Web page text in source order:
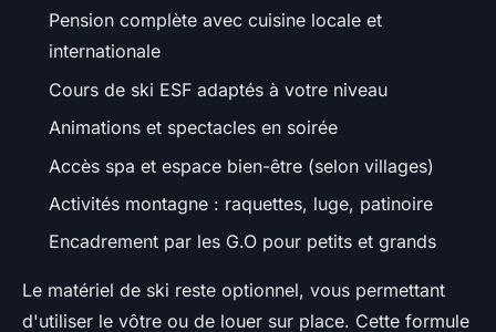
Pension complète avec cuisine locale et
internationale
Cours de ski ESF adaptés à votre niveau
Animations et spectacles en soirée
Accès spa et espace bien-être (selon villages)
Activités montagne : raquettes, luge, patinoire
Encadrement par les G.O pour petits et grands
Le matériel de ski reste optionnel, vous permettant
d'utiliser le vôtre ou de louer sur place. Cette formule